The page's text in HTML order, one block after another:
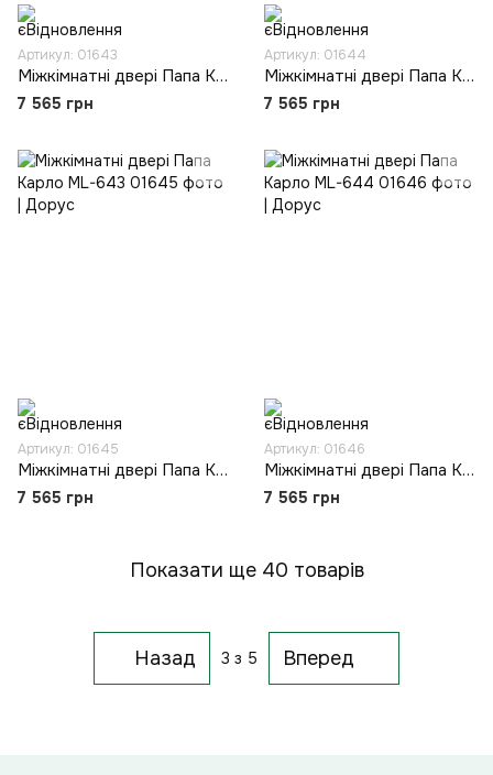
Артикул: 01643
Міжкімнатні двері Папа Карло ML-641
7 565 грн
Артикул: 01644
Міжкімнатні двері Папа Карло ML-642
7 565 грн
Артикул: 01645
Міжкімнатні двері Папа Карло ML-643
7 565 грн
Артикул: 01646
Міжкімнатні двері Папа Карло ML-644
7 565 грн
Показати ще 40 товарів
Назад 3 з 5 Вперед